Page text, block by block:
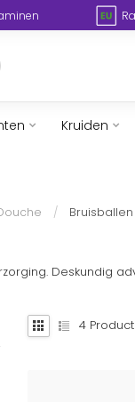
Kruiden
/ Bruisballen
Deskundig
4